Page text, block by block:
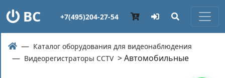
ВС +7(495)204-27-54
Каталог оборудования для видеонаблюдения
Видеорегистраторы CCTV> Автомобильные